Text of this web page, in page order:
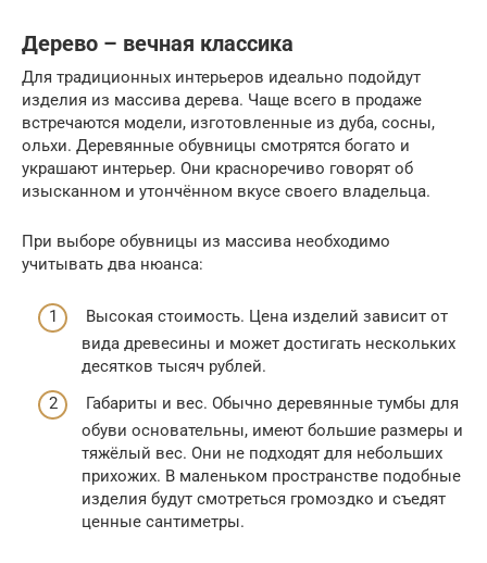
Дерево – вечная классика
Для традиционных интерьеров идеально подойдут
изделия из массива дерева. Чаще всего в продаже
встречаются модели, изготовленные из дуба, сосны,
ольхи. Деревянные обувницы смотрятся богато и
украшают интерьер. Они красноречиво говорят об
изысканном и утончённом вкусе своего владельца.
При выборе обувницы из массива необходимо
учитывать два нюанса:
Высокая стоимость. Цена изделий зависит от
вида древесины и может достигать нескольких
десятков тысяч рублей.
Габариты и вес. Обычно деревянные тумбы для
обуви основательны, имеют большие размеры и
тяжёлый вес. Они не подходят для небольших
прихожих. В маленьком пространстве подобные
изделия будут смотреться громоздко и съедят
ценные сантиметры.